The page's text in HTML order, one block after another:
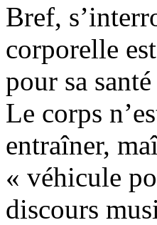
Bref,
corporelle
pour sa
Le corps
entraîner,
« véhicule
discours